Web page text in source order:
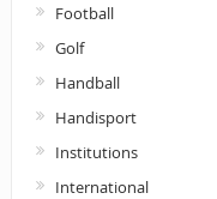
Football
Golf
Handball
Handisport
Institutions
International